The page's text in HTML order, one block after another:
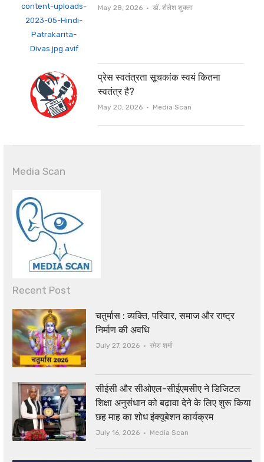
May 28, 2026 Author
डॉ. शैलेश शुक्ला
प्रेस स्वतंत्रता सूचकांक स्वयं कितना
स्वतंत्र है?
May 20, 2026 Author
Media Scan
Media Scan
Recent Post
चतुर्मास : व्यक्ति, परिवार, समाज और राष्ट्र
निर्माण की अवधि
July 27, 2026 Author
रमेश शर्मा
सीईसी और सीओएल-सीईएमसीए ने डिजिटल
शिक्षा अनुसंधान को बढ़ावा देने के लिए शुरू किया
छह माह का शोध इंक्यूबेशन कार्यक्रम
July 16, 2026 Author
Media Scan